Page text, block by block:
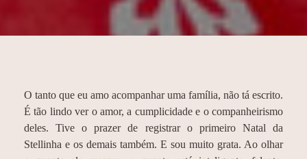
O tanto que eu amo acompanhar uma família, não tá escrito.
É tão lindo ver o amor, a cumplicidade e o companheirismo
deles. Tive o prazer de registrar o primeiro Natal da
Stellinha e os demais também. E sou muito grata. Ao olhar